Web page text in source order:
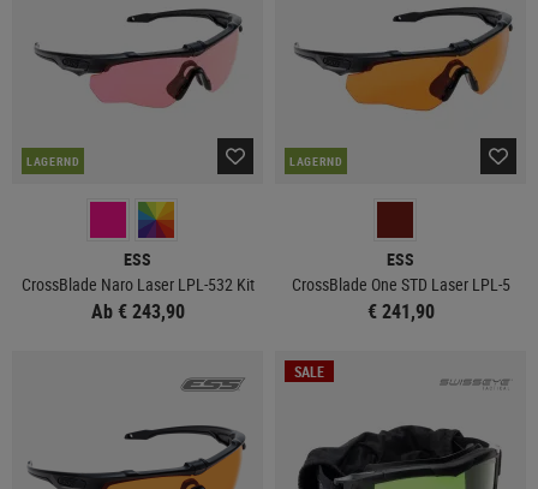
LAGERND
ESS
CrossBlade Naro Laser LPL-532 Kit
Ab € 243,90
LAGERND
ESS
CrossBlade One STD Laser LPL-5
€ 241,90
SALE